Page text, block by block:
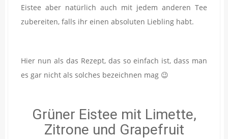
Eistee aber natürlich auch mit jedem anderen Tee
zubereiten, falls ihr einen absoluten Liebling habt.
Hier nun als das Rezept, das so einfach ist, dass man
es gar nicht als solches bezeichnen mag 😉
Grüner Eistee mit Limette,
Zitrone und Grapefruit